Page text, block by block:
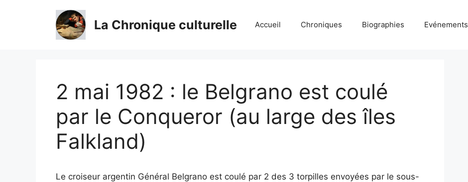
La Chronique culturelle Accueil Chroniques Biographies Evénements
2 mai 1982 : le Belgrano est coulé
par le Conqueror (au large des îles
Falkland)
Le croiseur argentin Général Belgrano est coulé par 2 des 3 torpilles envoyées par le sous-